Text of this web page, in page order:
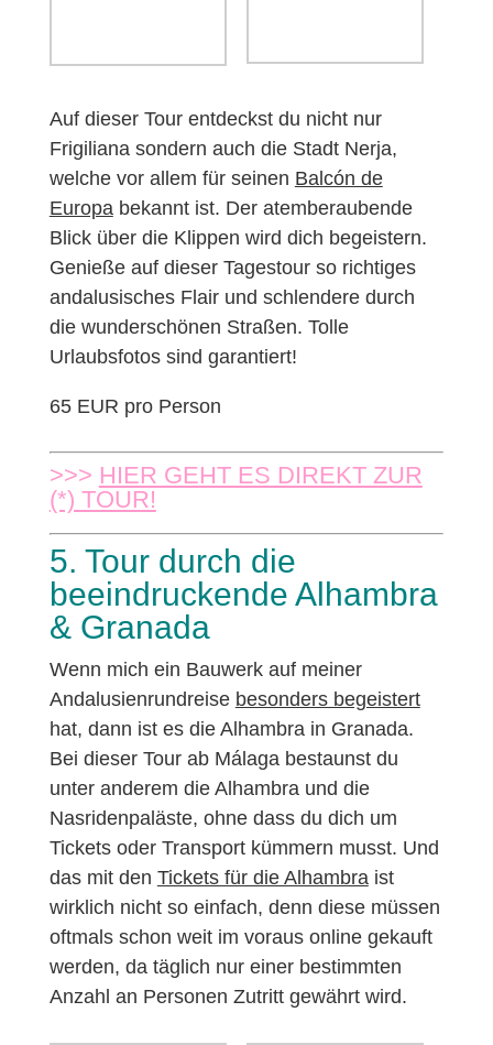
Auf dieser Tour entdeckst du nicht nur
Frigiliana sondern auch die Stadt Nerja,
welche vor allem für seinen Balcón de
Europabekannt ist. Der atemberaubende
Blick über die Klippen wird dich begeistern.
Genieße auf dieser Tagestour so richtiges
andalusisches Flair und schlendere durch
die wunderschönen Straßen. Tolle
Urlaubsfotos sind garantiert!
65 EUR pro Person
>>> HIER GEHT ES DIREKT ZUR
(*) TOUR!
5. Tour durch die
beeindruckende Alhambra
& Granada
Wenn mich ein Bauwerk auf meiner
Andalusienrundreise besonders begeistert
hat, dann ist es die Alhambra in Granada.
Bei dieser Tour ab Málaga bestaunst du
unter anderem die Alhambra und die
Nasridenpaläste, ohne dass du dich um
Tickets oder Transport kümmern musst. Und
das mit den Tickets für die Alhambraist
wirklich nicht so einfach, denn diese müssen
oftmals schon weit im voraus online gekauft
werden, da täglich nur einer bestimmten
Anzahl an Personen Zutritt gewährt wird.